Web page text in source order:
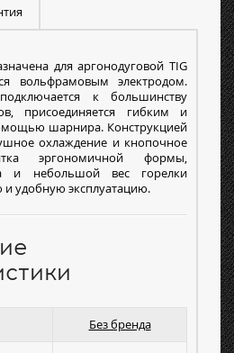
для аргонодуговой TIG
вольфрамовым электродом.
к большинству
присоединяется гибким и
шарнира. Конструкцией
охлаждение и кнопочное
эргономичной формы,
и небольшой вес горелки
удобную эксплуатацию.
Без бренда